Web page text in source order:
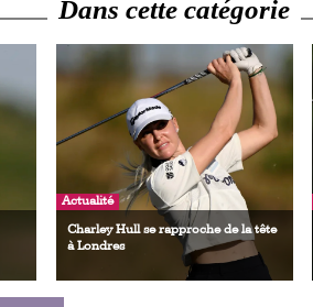
Dans cette catégorie
Actualité
Charley Hull se rapproche de la tête
à Londres